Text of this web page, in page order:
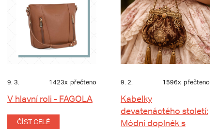
9. 3. 1423x přečteno
V hlavní roli - FAGOLA
ČÍST CELÉ
9. 2. 1596x přečteno
Kabelky
devatenáctého století:
Módní doplněk s